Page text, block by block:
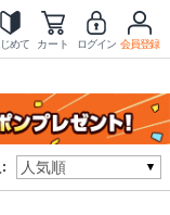
めて カート ログイン 会員登録